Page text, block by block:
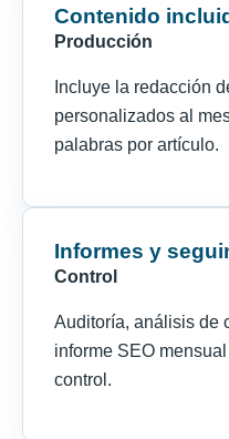
Contenido
Producción
Incluye la redacción
personalizados al
palabras por artículo.
Informes y
Control
Auditoría, análisis de
informe SEO
control.